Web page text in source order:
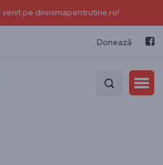
venit pe dininimapentrutine.ro!
Donează